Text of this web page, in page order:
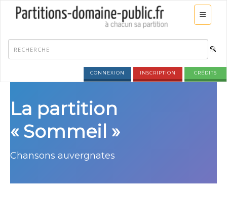
CONNEXION INSCRIPTION CRÉDITS
La partition
« Sommeil »
Chansons auvergnates